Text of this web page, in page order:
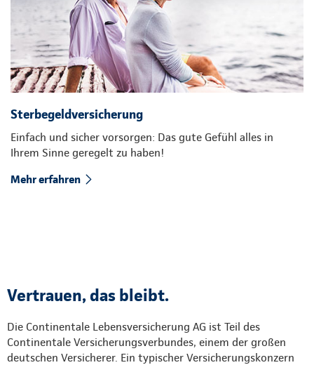
Sterbegeldversicherung
Einfach und sicher vorsorgen: Das gute Gefühl alles in
Ihrem Sinne geregelt zu haben!
Mehr erfahren
Vertrauen, das bleibt.
Die Continentale Lebensversicherung AG ist Teil des
Continentale Versicherungsverbundes, einem der großen
deutschen Versicherer. Ein typischer Versicherungskonzern